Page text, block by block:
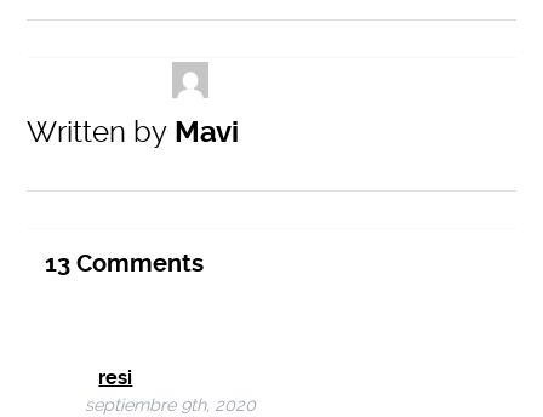
Written by Mavi
13 Comments
resi
septiembre 9th, 2020